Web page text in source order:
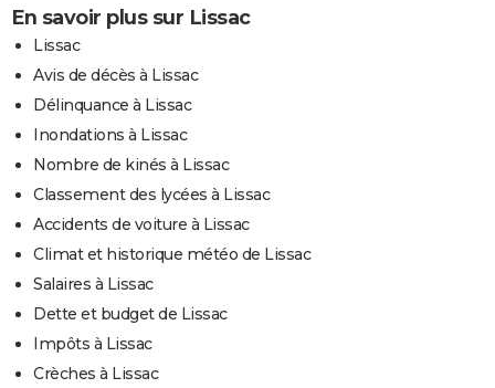
En savoir plus sur Lissac
Lissac
Avis de décès à Lissac
Délinquance à Lissac
Inondations à Lissac
Nombre de kinés à Lissac
Classement des lycées à Lissac
Accidents de voiture à Lissac
Climat et historique météo de Lissac
Salaires à Lissac
Dette et budget de Lissac
Impôts à Lissac
Crèches à Lissac